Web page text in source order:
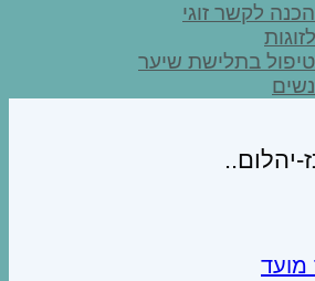
לקשר זוגי
בתלישת שיער
יהלום..
מועד